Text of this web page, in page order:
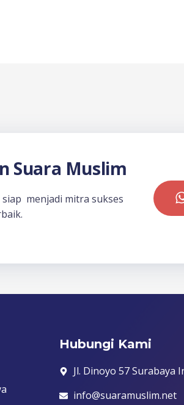
Suara Muslim
menjadi mitra sukses
Hubungi Kami
Jl. Dinoyo 57 Surabaya
info@suaramuslim.net